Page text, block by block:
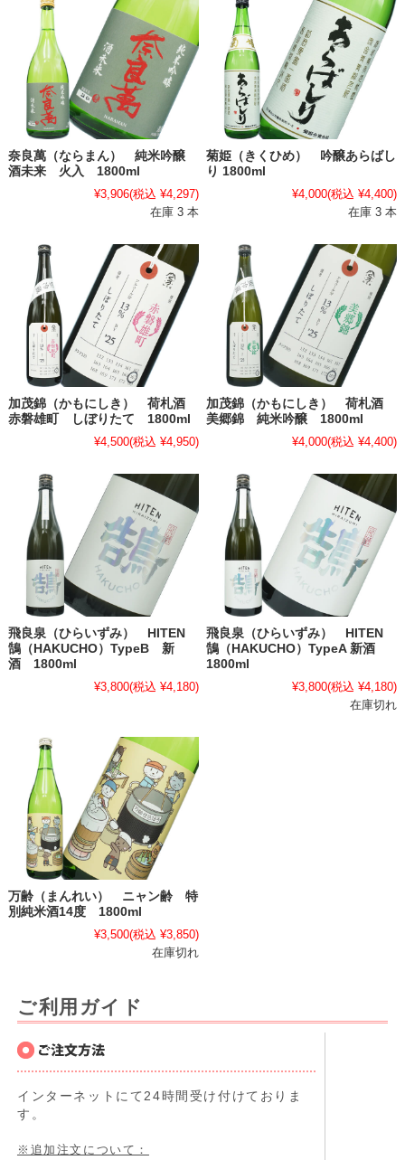
奈良萬（ならまん） 純米吟醸
酒未来 火入 1800ml
¥3,906(税込 ¥4,297)
在庫 3 本
菊姫（きくひめ） 吟醸あらばし
り 1800ml
¥4,000(税込 ¥4,400)
在庫 3 本
加茂錦（かもにしき） 荷札酒
赤磐雄町 しぼりたて 1800ml
¥4,500(税込 ¥4,950)
加茂錦（かもにしき） 荷札酒
美郷錦 純米吟醸 1800ml
¥4,000(税込 ¥4,400)
飛良泉（ひらいずみ） HITEN
鵠（HAKUCHO）TypeB 新
酒 1800ml
¥3,800(税込 ¥4,180)
飛良泉（ひらいずみ） HITEN
鵠（HAKUCHO）TypeA 新酒
1800ml
¥3,800(税込 ¥4,180)
在庫切れ
万齢（まんれい） ニャン齢 特
別純米酒14度 1800ml
¥3,500(税込 ¥3,850)
在庫切れ
ご利用ガイド
インターネットにて24時間受け付けておりま
す。
※追加注文について：